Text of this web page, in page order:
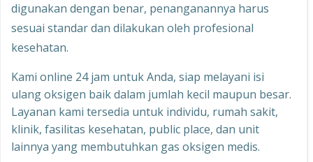
digunakan dengan benar, penanganannya harus
sesuai standar dan dilakukan oleh profesional
kesehatan.
Kami online 24 jam untuk Anda, siap melayani isi
ulang oksigen baik dalam jumlah kecil maupun besar.
Layanan kami tersedia untuk individu, rumah sakit,
klinik, fasilitas kesehatan, public place, dan unit
lainnya yang membutuhkan gas oksigen medis.